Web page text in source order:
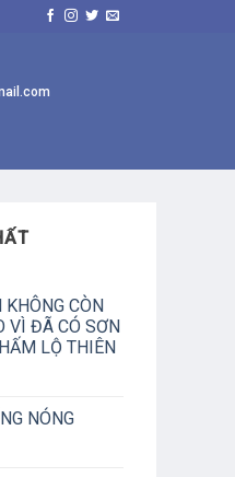
CÒN
VÌ ĐÃ CÓ SƠN
LỘ THIÊN
NÓNG